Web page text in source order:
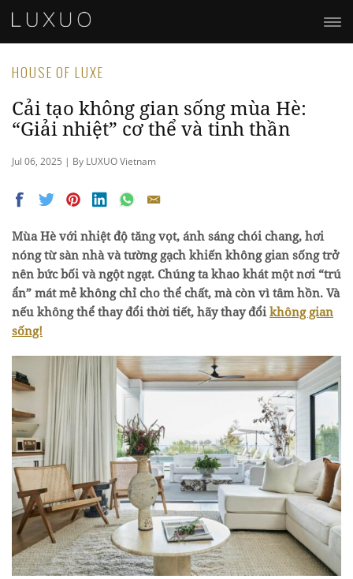
HOUSE OF LUXE
Cải tạo không gian sống mùa Hè:
“Giải nhiệt” cơ thể và tinh thần
Jul 06, 2025 | By LUXUO Vietnam
Mùa Hè với nhiệt độ tăng vọt, ánh sáng chói chang, hơi
nóng từ sàn nhà và tường gạch khiến không gian sống trở
nên bức bối và ngột ngạt. Chúng ta khao khát một nơi “trú
ẩn” mát mẻ không chỉ cho thể chất, mà còn vì tâm hồn. Và
nếu không thể thay đổi thời tiết, hãy thay đổikhông gian
sống!